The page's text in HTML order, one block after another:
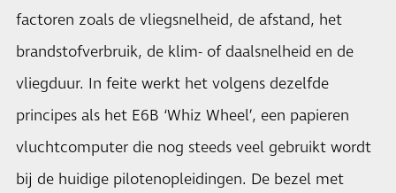
factoren zoals de vliegsnelheid, de afstand, het
brandstofverbruik, de klim- of daalsnelheid en de
vliegduur. In feite werkt het volgens dezelfde
principes als het E6B ‘Whiz Wheel’, een papieren
vluchtcomputer die nog steeds veel gebruikt wordt
bij de huidige pilotenopleidingen. De bezel met